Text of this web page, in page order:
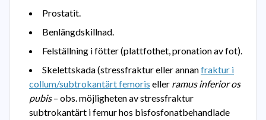
Prostatit.
Benlängdskillnad.
Felställning i fötter (plattfothet, pronation av fot).
Skelettskada (stressfraktur eller annanfraktur i
collum/subtrokantärt femoris eller ramus inferior os
pubis– obs. möjligheten av stressfraktur
subtrokantärt i femur hos bisfosfonatbehandlade